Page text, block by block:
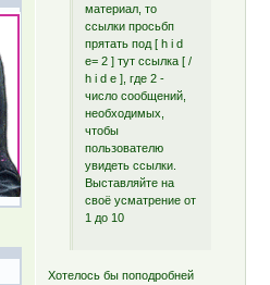
материал, то
ссылки просьбп
прятать под [ h i d
e= 2 ] тут ссылка [ /
h i d e ], где 2 -
число сообщений,
необходимых,
чтобы
пользователю
увидеть ссылки.
Выставляйте на
своё усматрение от
1 до 10
Хотелось бы поподробней